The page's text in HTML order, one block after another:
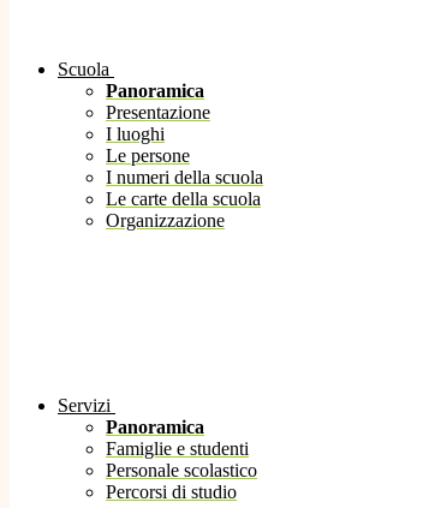
Scuola
Panoramica
Presentazione
I luoghi
Le persone
I numeri della scuola
Le carte della scuola
Organizzazione
Servizi
Panoramica
Famiglie e studenti
Personale scolastico
Percorsi di studio